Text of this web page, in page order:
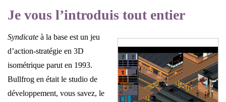
Je vous l’introduis tout entier
Syndicate à la base est un jeu
d’action-stratégie en 3D
isométrique parut en 1993.
Bullfrog en était le studio de
développement, vous savez, le